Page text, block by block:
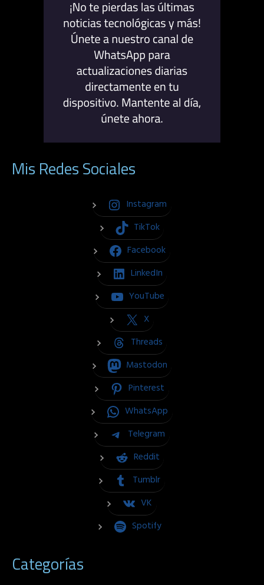
Mis Redes Sociales
Instagram
TikTok
Facebook
LinkedIn
YouTube
X
Threads
Mastodon
Pinterest
WhatsApp
Telegram
Reddit
Tumblr
VK
Spotify
Categorías